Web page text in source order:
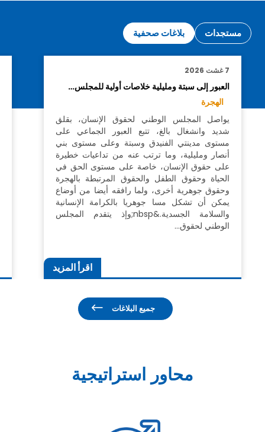
بلاغات صحفية مستجدات
7 غشت 2026
العبور إلى سبتة ومليلية خلاصات أولية للمجلس…
الهجرة
يواصل المجلس الوطني لحقوق الإنسان، بقلق
شديد وانشغال بالغ، تتبع العبور الجماعي على
مستوى مدينتي الفنيدق وسبتة وعلى مستوى بني
أنصار ومليلية، وما ترتب عنه من تداعيات خطيرة
على حقوق الإنسان، خاصة على مستوى الحق في
الحياة وحقوق الطفل والحقوق المرتبطة بالهجرة
وحقوق جوهرية أخرى، ولما رافقه أيضا من أوضاع
يمكن أن تشكل مسا جوهريا بالكرامة الإنسانية
والسلامة الجسدية.&nbsp;وإذ يتقدم المجلس
الوطني لحقوق…
اقرأ المزيد
جميع البلاغات
محاور استراتيجية